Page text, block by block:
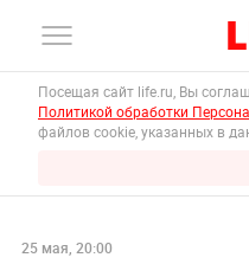
Посещая сайт life.ru, Вы
Политикой обработки
файлов cookie, указанных в
25 мая, 20:00